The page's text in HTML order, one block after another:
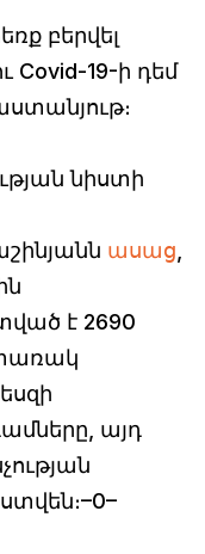
բերվել
Covid-19-ի դեմ
նիստի
ասաց,
է 2690
այդ